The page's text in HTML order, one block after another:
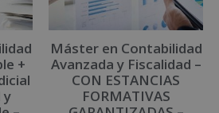
+
y
Máster en Contabilidad
Avanzada y Fiscalidad –
CON ESTANCIAS
FORMATIVAS